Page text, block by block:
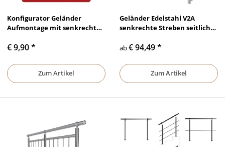
Konfigurator Geländer
Aufmontage mit senkrechten
€ 9,90*
Zum Artikel
Geländer Edelstahl V2A
senkrechte Streben seitliche
ab€ 94,49*
Zum Artikel